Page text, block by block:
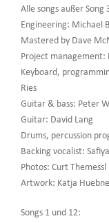
Alle songs außer Song
Engineering: Michael
Mastered by Dave
Project management:
Keyboard,
Ries
Guitar & bass: Peter
Guitar: David Lang
Drums, percussion
Backing vocalist:
Photos: Curt Themessl
Artwork: Katja
Songs 1 und 12: